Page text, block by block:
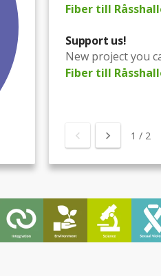
Fiber till
Support us!
New project you
Fiber till
1 / 2